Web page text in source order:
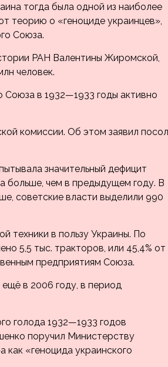
тогда была одной из наиболее
теорию о «геноциде украинцев»,
Союза.
РАН Валентины Жиромской,
человек.
Союза в 1932—1933 годы активно
комиссии. Об этом заявил посол
значительный дефицит
больше, чем в предыдущем году. В
советские власти выделили 990
техники в пользу Украины. По
5,5 тыс. тракторов, или 45,4% от
предприятиям Союза.
в 2006 году, в период
голода 1932—1933 годов
поручил Министерству
«геноцида украинского